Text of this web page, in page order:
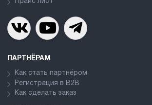
Прайс лист
ПАРТНЁРАМ
Как стать партнёром
Регистрация в В2В
Как сделать заказ